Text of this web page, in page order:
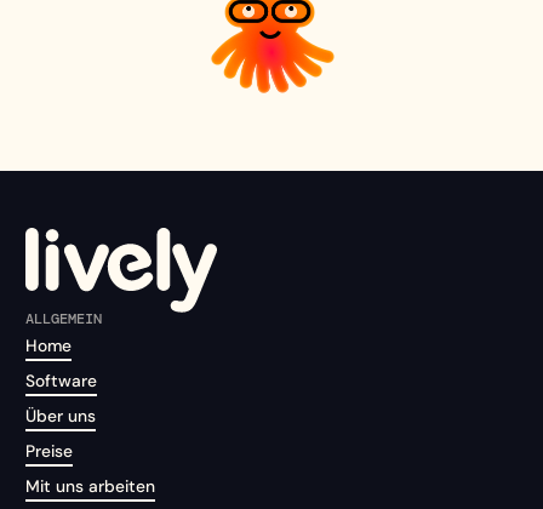
ALLGEMEIN
Home
Software
Über uns
Preise
Mit uns arbeiten